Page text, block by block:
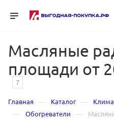
Масляные
площади от
7
Главная — Каталог —
— Обогреватели —